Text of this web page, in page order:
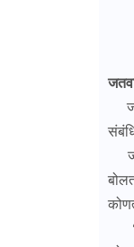
जत
जत